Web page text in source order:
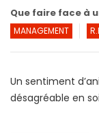
Que faire face à
MANAGEMENT
Un sentiment
désagréable en